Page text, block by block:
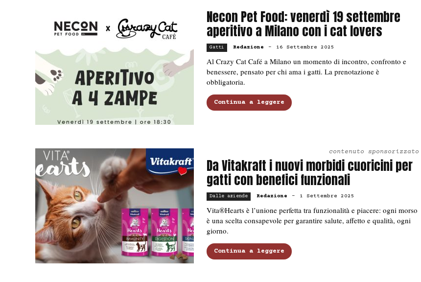
Necon Pet Food: venerdì 19 settembre
aperitivo a Milano con i cat lovers
Gatti Redazione - 16 Settembre 2025
Al Crazy Cat Café a Milano un momento di incontro, confronto e
benessere, pensato per chi ama i gatti. La prenotazione è
obbligatoria.
Continua a leggere
contenuto sponsorizzato
Da Vitakraft i nuovi morbidi cuoricini per
gatti con benefici funzionali
Dalle aziende Redazione - 1 Settembre 2025
Vita®Hearts è l’unione perfetta tra funzionalità e piacere: ogni morso
è una scelta consapevole per garantire salute, affetto e qualità, ogni
giorno.
Continua a leggere